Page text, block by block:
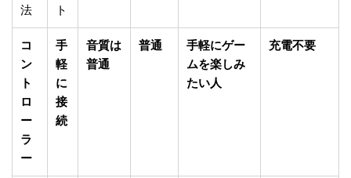
法
ト
コ
ン
ト
ロ
ー
ラ
ー
手
軽
に
接
続
音質は
普通
普通
手軽にゲー
ムを楽しみ
たい人
充電不要